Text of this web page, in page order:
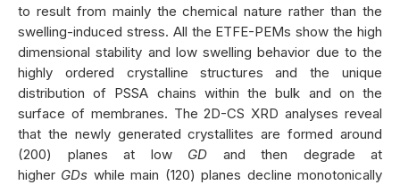
to result from mainly the chemical nature rather than the
swelling-induced stress. All the ETFE-PEMs show the high
dimensional stability and low swelling behavior due to the
highly ordered crystalline structures and the unique
distribution of PSSA chains within the bulk and on the
surface of membranes. The 2D-CS XRD analyses reveal
that the newly generated crystallites are formed around
(200) planes at low GD and then degrade at
higher GDs while main (120) planes decline monotonically